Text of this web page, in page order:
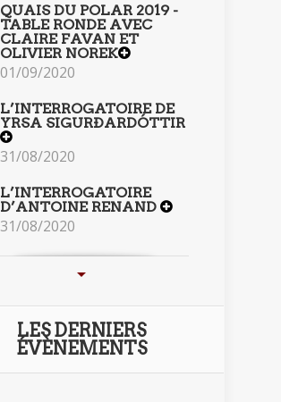
QUAIS DU POLAR 2019 -
TABLE RONDE AVEC
CLAIRE FAVAN ET
OLIVIER NOREK
01/09/2020
L’INTERROGATOIRE DE
YRSA SIGURÐARDÓTTIR
31/08/2020
L’INTERROGATOIRE
D’ANTOINE RENAND
31/08/2020
LES DERNIERS
ÉVÈNEMENTS